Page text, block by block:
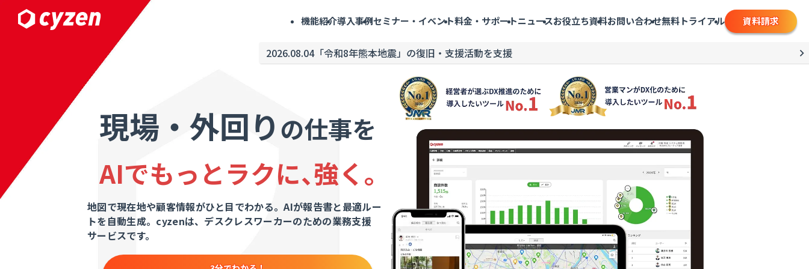
機能紹介導入事例セミナー・イベント料金・サポートニュースお役立ち資料お問い合わせ無料トライアル 資料請求
2026.08.04「令和8年熊本地震」の復旧・支援活動を支援
現場・外回り の仕事を
AIでもっとラクに、強く。
地図で現在地や顧客情報がひと目でわかる。AIが報告書と最適ルー
トを自動生成。cyzenは、デスクレスワーカーのための業務支援
サービスです。